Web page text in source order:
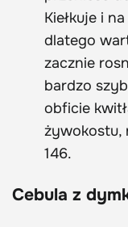
Kiełkuje i
dlatego
zacznie
bardzo
obficie
żywokostu,
146.
Cebula z